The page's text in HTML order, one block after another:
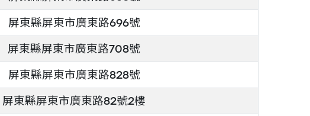
屏東縣屏東市廣東路696號
屏東縣屏東市廣東路708號
屏東縣屏東市廣東路828號
屏東縣屏東市廣東路82號2樓